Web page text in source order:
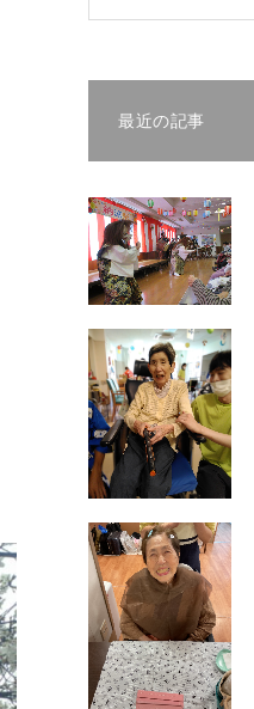
最近の記事